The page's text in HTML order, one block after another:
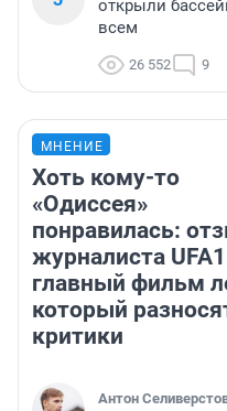
открыли
всем
26 552 9
МНЕНИЕ
Хоть кому-то
«Одиссея»
понравилась:
журналиста
главный фильм
который
критики
Антон